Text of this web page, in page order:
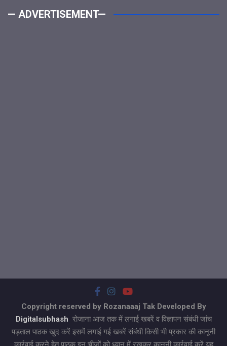
— ADVERTISEMENT—
Copyright reserved by Rozanaaaj Tak Developed By
Digitalsubhash रोजाना आज तक में लगाई खबरें व विज्ञापन संबंधी जांच
पड़ताल पाठक खुद करें इसमें लगाई गई खबरें संबंधी किसी भी प्रकार की कानूनी